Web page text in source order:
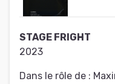
STAGE FRIGHT
2023
Dans le rôle de :